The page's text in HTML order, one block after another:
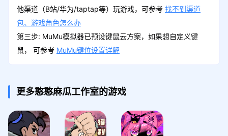
他渠道（B站/华为/taptap等）玩游戏，可参考 找不到渠道
包、游戏角色怎么办
第三步: MuMu模拟器已预设键鼠云方案，如果想自定义键
鼠， 可参考 MuMu键位设置详解
更多憨憨麻瓜工作室的游戏